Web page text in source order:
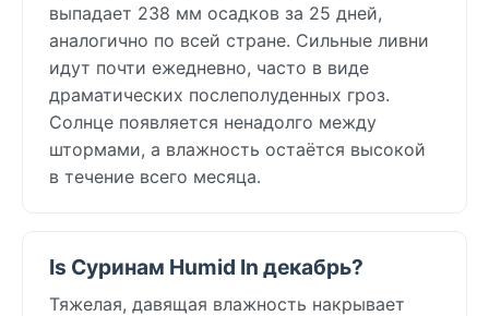
выпадает 238 мм осадков за 25 дней,
аналогично по всей стране. Сильные ливни
идут почти ежедневно, часто в виде
драматических послеполуденных гроз.
Солнце появляется ненадолго между
штормами, а влажность остаётся высокой
в течение всего месяца.
Is Суринам Humid In декабрь?
Тяжелая, давящая влажность накрывает